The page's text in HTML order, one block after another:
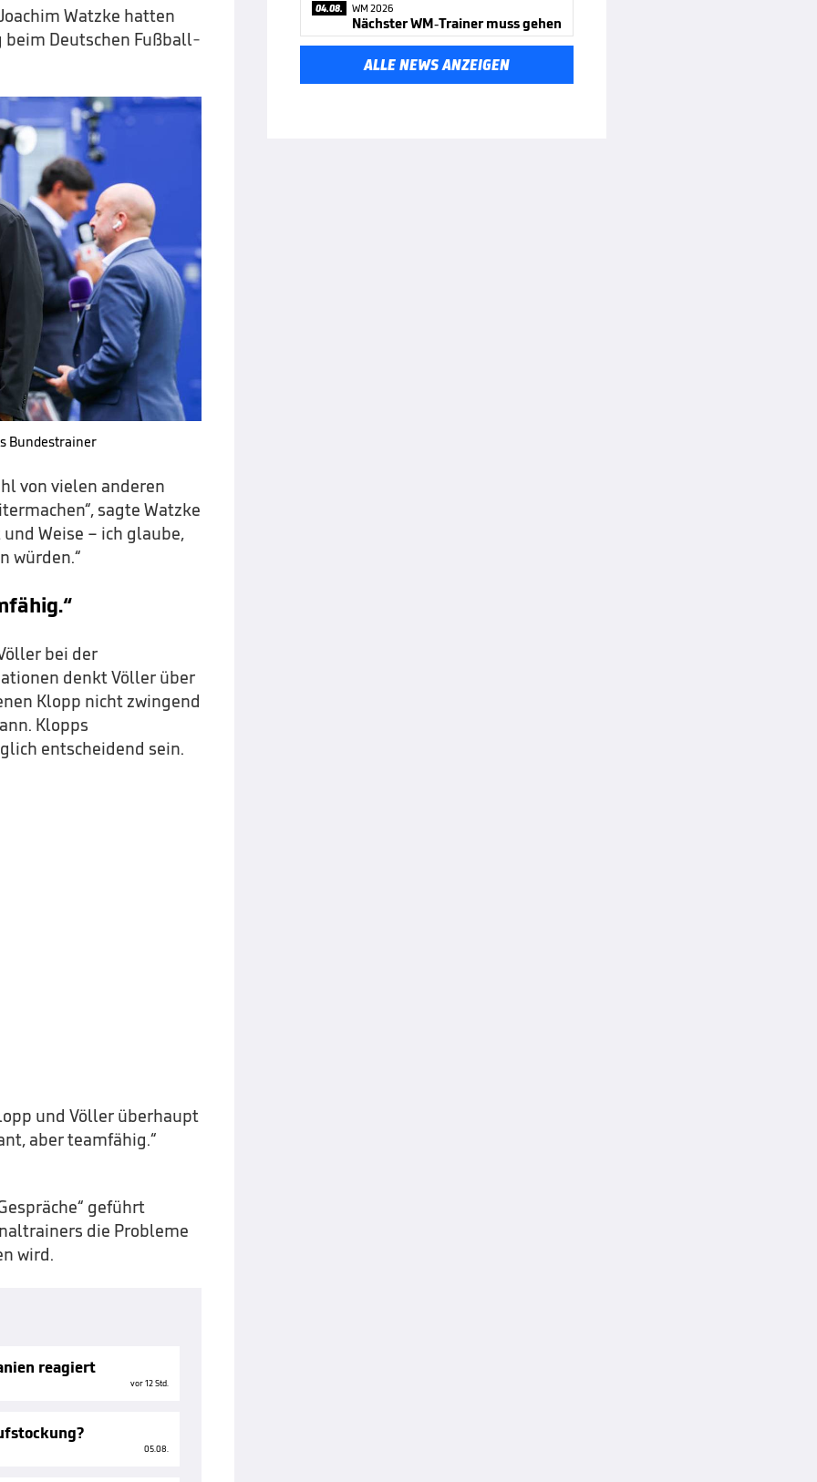
Watzke hatten
beim Deutschen Fußball-
Bundestrainer
von vielen anderen
sagte Watzke
Weise – ich glaube,
würden.“
bei der
denkt Völler über
Klopp nicht zwingend
Klopps
entscheidend sein.
und Völler überhaupt
aber teamfähig.“
geführt
die Probleme
wird.
reagiert
vor 12 Std.
05.08.
04.08. WM 2026
Nächster WM-Trainer muss gehen
ALLE NEWS ANZEIGEN